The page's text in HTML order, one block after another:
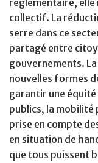
réglementaire, elle
collectif. La
serre dans ce
partagé entre
gouvernements.
nouvelles formes
garantir une
publics, la mobilité
prise en compte
en situation de
que tous puissent